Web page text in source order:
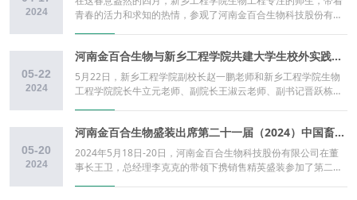
会在厦门翔鹭国际大酒店顺利召开。 论坛现场，热闹非凡，人群
络绎不绝。河南金百合生物作为本次大会的支持单位，携带公司
重磅产品，精彩亮相，吸引了众多参会者的目光。 2024中国饲
料工业展览会 4月18日-20日，2024中国饲料工业展览会在厦门
发、生产、销售为一体的高新 技术企业，河南金百合生物科技股
份有限公司受邀盛装出席此次盛会。 在本次展会上，河南金百合
生物的展位设计独特、展品丰富，吸引了众多参观者的目光。 新
一代丁酸梭菌的拳头产品，在A3号馆B041展位上一经亮相，就
收获了大量关注。许多客户对该产品表示出了浓厚的兴趣，纷纷
前来咨询和洽谈合作。 通过此次展会，河南金百合生物的技术人
员及销售团队与客户进行了深入的交流，进一步了解了市场的需
2024
青春的活力和求知的热情，参观了河南金百合生物科技股份有限
况。 河南金百合生物产品展厅 研发质检中心 生产车间 合影留
念 河南金百合生物多年来围绕着生物技术领域，致力于发酵微生
态制剂的研发，建立了完善的菌种选育体系、严谨的生产工艺规
程、苛刻的质检系统以及专注的教授级服务团队，并通过了
ISO9001、ISO14001、ISO45001、ISO22000多项标准化管理
体系认证，形成了标准完善的丁酸梭菌质量保障体系，保障了丁
白培养下一代科技人才的责任所在。 河南金百合生物是一个大平
台，非常欢迎同学们在毕业之后，选择在河南金百合生物就业。
这里有许多让大家展现才华的机会，也随时欢迎同学们再次莅临
05-22
2024
河南金百合生物与新乡工程学院共建大学生校外实践教育基地与就业创业实习实践基地
5月22日，新乡工程学院副校长赵一鹏老师和新乡工程学院生物
工程学院院长牛立元老师、副院长王淑云老师、副书记晋跃栋老
南平、质检研发负责人李光华等人陪同接待，双方共同为校企合
作的大学生校外实践教育基地和大学生就业创业实习实践基地挂
牌。 此次合作对于河南金百合生物和新乡工程学院来说都具有重
要意义。 对于河南金百合生物而言，通过与学校的合作可以引进
更多高素质的人才，提升企业的研发和生产能力，推动企业的持
05-20
2024
河南金百合生物盛装出席第二十一届（2024）中国畜牧业博览会
2024年5月18日-20日，河南金百合生物科技股份有限公司在董
事长王卫，总经理李克克的带领下携销售精英盛装参加了第二十